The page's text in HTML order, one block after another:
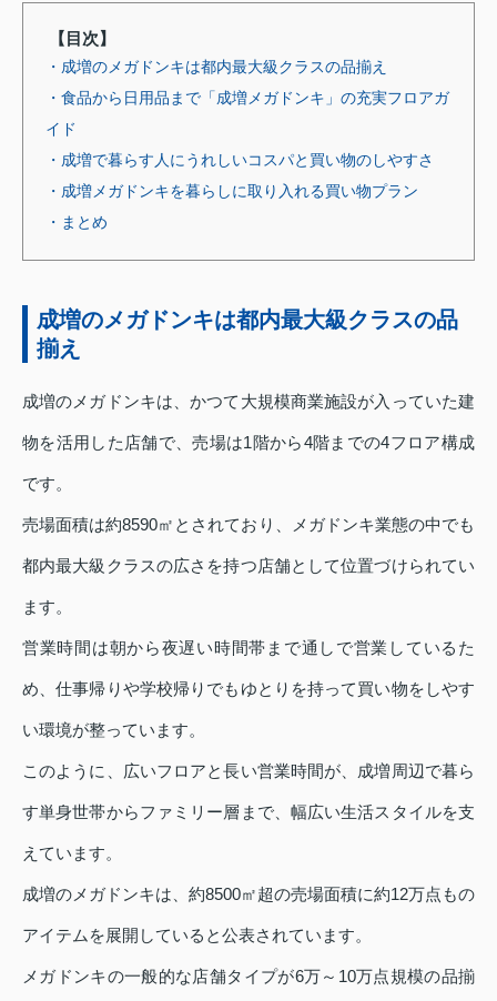
【目次】
・成増のメガドンキは都内最大級クラスの品揃え
・食品から日用品まで「成増メガドンキ」の充実フロアガ
イド
・成増で暮らす人にうれしいコスパと買い物のしやすさ
・成増メガドンキを暮らしに取り入れる買い物プラン
・まとめ
成増のメガドンキは都内最大級クラスの品
揃え
成増のメガドンキは、かつて大規模商業施設が入っていた建
物を活用した店舗で、売場は1階から4階までの4フロア構成
です。
売場面積は約8590㎡とされており、メガドンキ業態の中でも
都内最大級クラスの広さを持つ店舗として位置づけられてい
ます。
営業時間は朝から夜遅い時間帯まで通しで営業しているた
め、仕事帰りや学校帰りでもゆとりを持って買い物をしやす
い環境が整っています。
このように、広いフロアと長い営業時間が、成増周辺で暮ら
す単身世帯からファミリー層まで、幅広い生活スタイルを支
えています。
成増のメガドンキは、約8500㎡超の売場面積に約12万点もの
アイテムを展開していると公表されています。
メガドンキの一般的な店舗タイプが6万～10万点規模の品揃